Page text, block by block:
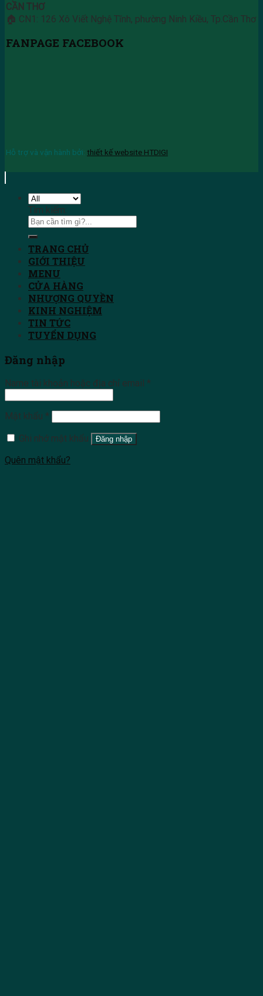
CẦN THƠ
🏠 CN1: 126 Xô Viết Nghệ Tĩnh, phường Ninh Kiều, Tp.Cần Thơ
FANPAGE FACEBOOK
Hỗ trợ và vận hành bởi: thiết kế website HTDIGI
Tìm kiếm:
TRANG CHỦ
GIỚI THIỆU
MENU
CỬA HÀNG
NHƯỢNG QUYỀN
KINH NGHIỆM
TIN TỨC
TUYỂN DỤNG
Đăng nhập
Name tài khoản hoặc địa chỉ email *
Mật khẩu *
Ghi nhớ mật khẩu
Đăng nhập
Quên mật khẩu?